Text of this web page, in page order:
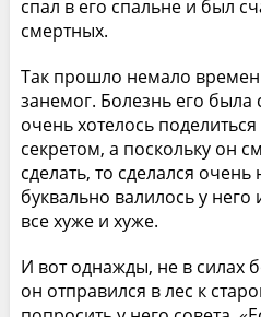
спал в его спальне и был
смертных.
Так прошло немало
занемог. Болезнь его
очень хотелось
секретом, а поскольку он
сделать, то сделался
буквально валилось у него
все хуже и хуже.
И вот однажды, не в силах
он отправился в лес к